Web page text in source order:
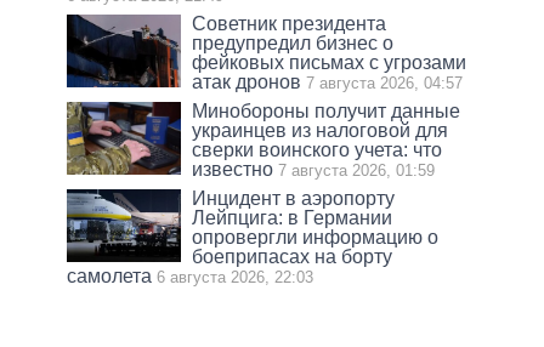
Советник президента
предупредил бизнес о
фейковых письмах с угрозами
атак дронов 7 августа 2026, 04:57
Минобороны получит данные
украинцев из налоговой для
сверки воинского учета: что
известно 7 августа 2026, 01:59
Инцидент в аэропорту
Лейпцига: в Германии
опровергли информацию о
боеприпасах на борту
самолета 6 августа 2026, 22:03